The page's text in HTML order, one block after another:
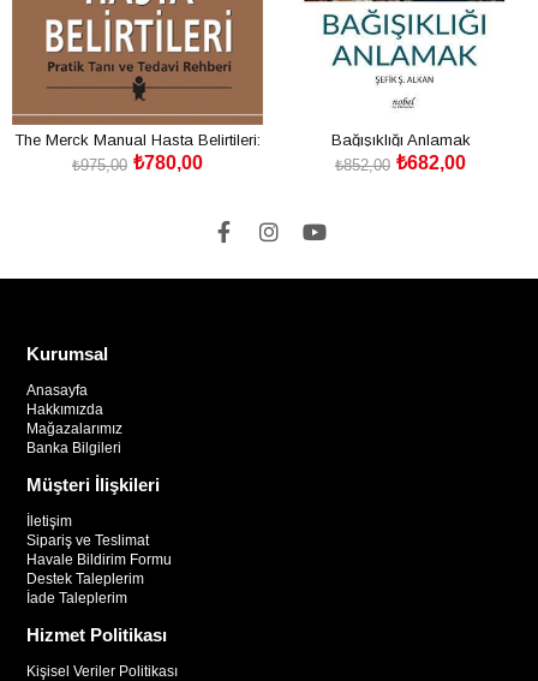
The Merck Manual Hasta Belirtileri:
Pratik Tanı ve Tedavi Rehberi
₺780,00
₺975,00
Bağışıklığı Anlamak
₺682,00
₺852,00
Kurumsal
Anasayfa
Hakkımızda
Mağazalarımız
Banka Bilgileri
Müşteri İlişkileri
İletişim
Sipariş ve Teslimat
Havale Bildirim Formu
Destek Taleplerim
İade Taleplerim
Hizmet Politikası
Kişisel Veriler Politikası